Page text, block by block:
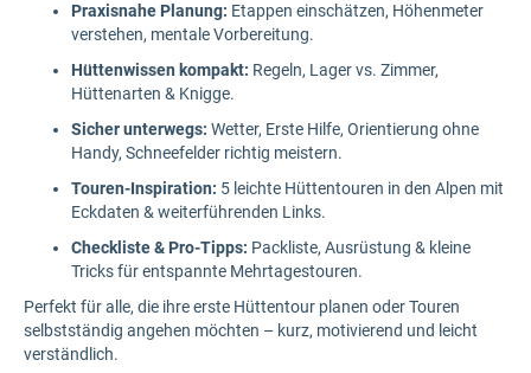
Praxisnahe Planung: Etappen einschätzen, Höhenmeter
verstehen, mentale Vorbereitung.
Hüttenwissen kompakt: Regeln, Lager vs. Zimmer,
Hüttenarten & Knigge.
Sicher unterwegs: Wetter, Erste Hilfe, Orientierung ohne
Handy, Schneefelder richtig meistern.
Touren-Inspiration: 5 leichte Hüttentouren in den Alpen mit
Eckdaten & weiterführenden Links.
Checkliste & Pro-Tipps: Packliste, Ausrüstung & kleine
Tricks für entspannte Mehrtagestouren.
Perfekt für alle, die ihre erste Hüttentour planen oder Touren
selbstständig angehen möchten – kurz, motivierend und leicht
verständlich.